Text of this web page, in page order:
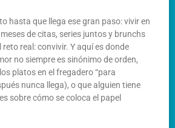
hasta que llega ese gran paso: vivir en
de citas, series juntos y brunchs
reto real: convivir. Y aquí es donde
no siempre es sinónimo de orden,
platos en el fregadero “para
nunca llega), o que alguien tiene
sobre cómo se coloca el papel